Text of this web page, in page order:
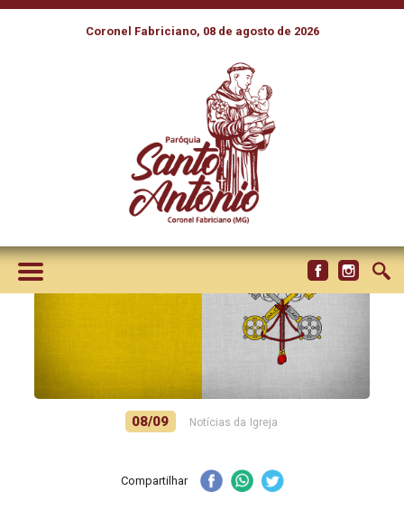
Coronel Fabriciano, 08 de agosto de 2026
A BIOGRAFIA DE CARLO
ACUTIS
08/09 Notícias da Igreja
Compartilhar